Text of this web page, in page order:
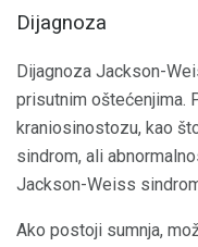
Dijagnoza
Dijagnoza Jackson-
prisutnim oštećenjima.
kraniosinostozu, kao
sindrom, ali
Jackson-Weiss
Ako postoji sumnja,